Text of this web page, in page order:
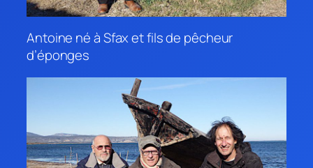
Antoine né à Sfax et fils de pêcheur
d’éponges